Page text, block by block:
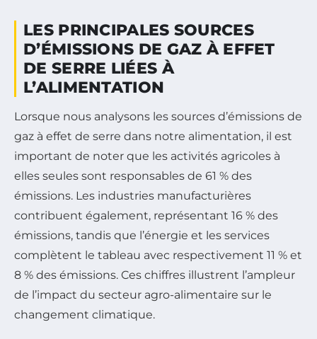
LES PRINCIPALES SOURCES
D’ÉMISSIONS DE GAZ À EFFET
DE SERRE LIÉES À
L’ALIMENTATION
Lorsque nous analysons les sources d’émissions de
gaz à effet de serre dans notre alimentation, il est
important de noter que les activités agricoles à
elles seules sont responsables de 61 % des
émissions. Les industries manufacturières
contribuent également, représentant 16 % des
émissions, tandis que l’énergie et les services
complètent le tableau avec respectivement 11 % et
8 % des émissions. Ces chiffres illustrent l’ampleur
de l’impact du secteur agro-alimentaire sur le
changement climatique.